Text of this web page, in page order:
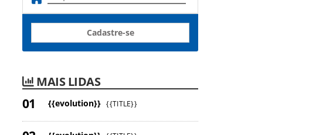
Cadastre-se
MAIS LIDAS
{{evolution}} {{TITLE}}